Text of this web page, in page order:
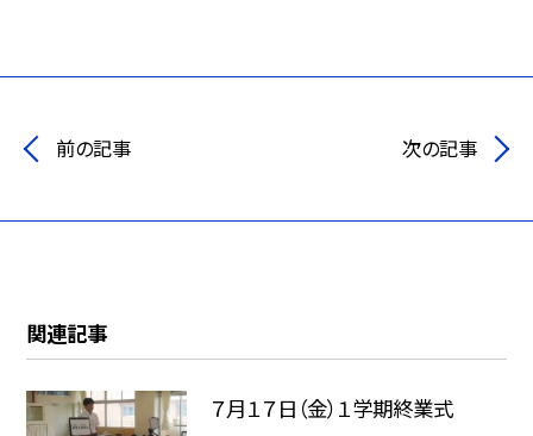
前の記事 次の記事
関連記事
７月１７日（金）１学期終業式